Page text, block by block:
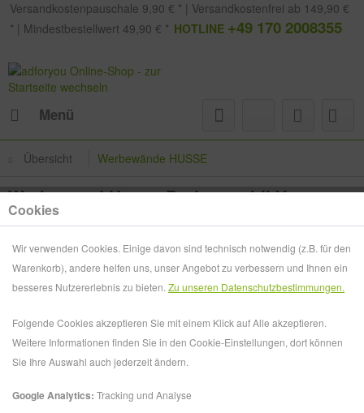
Versandkostenpauschale 9,90 € * | Versandkostenfrei ab 149,90 €
* | Mindestbestellwert 49,90 € * HOTLINE +49 170 2008355
Menü
Übersicht Werbewände HUSSE
Werbewand Husse Boden mobil V
Cookies
Wir verwenden Cookies. Einige davon sind technisch notwendig (z.B. für den
Warenkorb), andere helfen uns, unser Angebot zu verbessern und Ihnen ein
besseres Nutzererlebnis zu bieten. Zu unseren Datenschutzbestimmungen.
Folgende Cookies akzeptieren Sie mit einem Klick auf Alle akzeptieren.
Weitere Informationen finden Sie in den Cookie-Einstellungen, dort können
Sie Ihre Auswahl auch jederzeit ändern.
Google Analytics: Tracking und Analyse